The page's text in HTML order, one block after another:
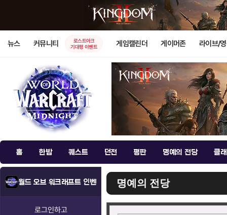
뉴스 커뮤니티
로스트아크
기대평 이벤트
게임캘린더 게이머존 라이브/
홈 한밤 퀘스트 던전 평판 명예의 전당 클
월드 오브 워크래프트 인벤
로그인하고
명예의 전당